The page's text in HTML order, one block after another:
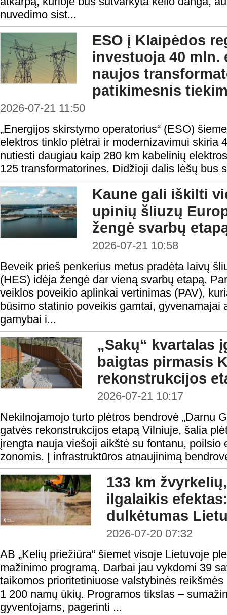
nuvedimo sist...
ESO į Klaipėdos
investuoja 40 mln.
naujos
patikimesnis
2026-07-21 11:50
„Energijos skirstymo operatorius“ (ESO)
elektros tinklo plėtrai ir modernizavimui skiria
nutiesti daugiau kaip 280 km kabelinių
125 transformatorines. Didžioji dalis lėšų bus
Kaune gali iškilti
upinių šliuzų
žengė svarbų
2026-07-21 10:58
Beveik prieš penkerius metus pradėta laivų
(HES) idėja žengė dar vieną svarbų etapą.
veiklos poveikio aplinkai vertinimas (PAV),
būsimo statinio poveikis gamtai, gyvenamajai
gamybai i...
„Sakų“ kvartalas
baigtas pirmasis
rekonstrukcijos
2026-07-21 10:17
Nekilnojamojo turto plėtros bendrovė „Darnu
gatvės rekonstrukcijos etapą Vilniuje, šalia
įrengta nauja viešoji aikštė su fontanu, poilsio
zonomis. Į infrastruktūros atnaujinimą
133 km
ilgalaikis
dulkėtumas
2026-07-20 07:32
AB „Kelių priežiūra“ šiemet visoje Lietuvoje
mažinimo programą. Darbai jau vykdomi 39
taikomos prioritetiniuose valstybinės
1 200 namų ūkių. Programos tikslas –
gyventojams, pagerinti ...